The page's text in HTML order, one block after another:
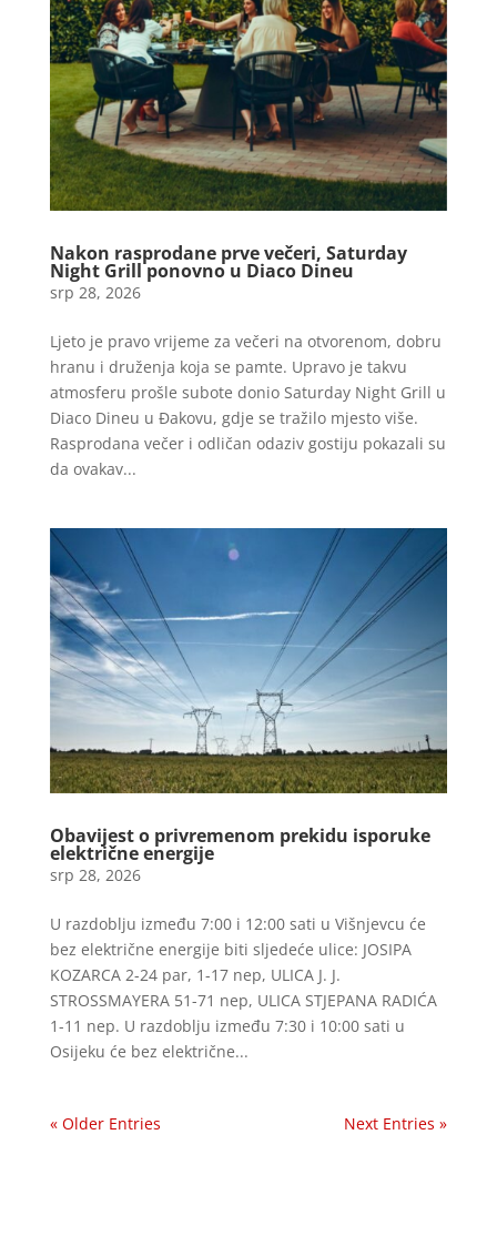
Nakon rasprodane prve večeri, Saturday
Night Grill ponovno u Diaco Dineu
srp 28, 2026
Ljeto je pravo vrijeme za večeri na otvorenom, dobru
hranu i druženja koja se pamte. Upravo je takvu
atmosferu prošle subote donio Saturday Night Grill u
Diaco Dineu u Đakovu, gdje se tražilo mjesto više.
Rasprodana večer i odličan odaziv gostiju pokazali su
da ovakav...
Obavijest o privremenom prekidu isporuke
električne energije
srp 28, 2026
U razdoblju između 7:00 i 12:00 sati u Višnjevcu će
bez električne energije biti sljedeće ulice: JOSIPA
KOZARCA 2-24 par, 1-17 nep, ULICA J. J.
STROSSMAYERA 51-71 nep, ULICA STJEPANA RADIĆA
1-11 nep. U razdoblju između 7:30 i 10:00 sati u
Osijeku će bez električne...
« Older Entries Next Entries »